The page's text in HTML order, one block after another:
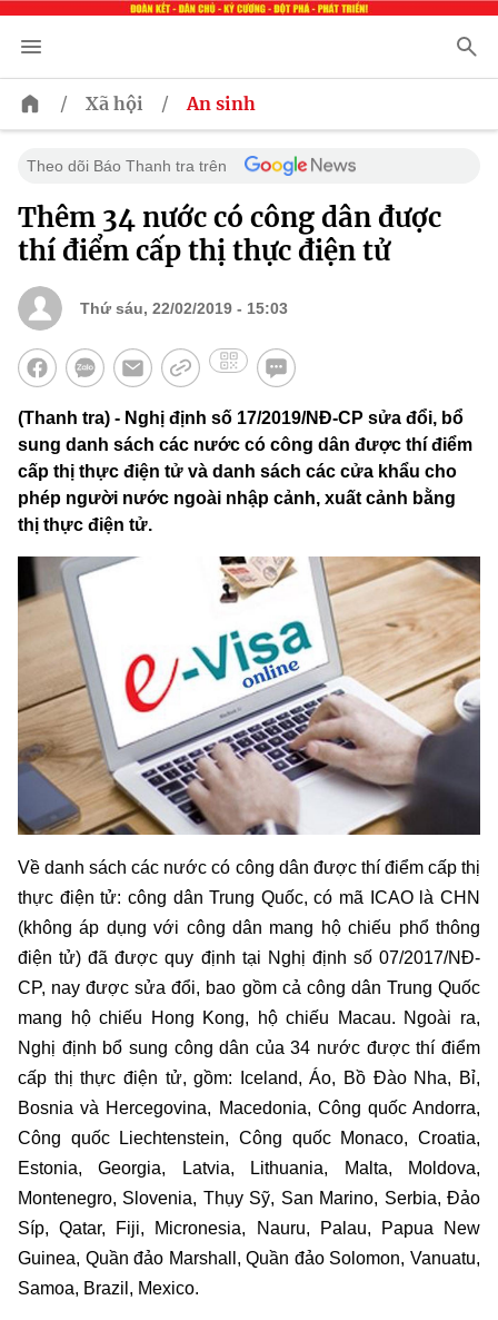
/ Xã hội / An sinh
Theo dõi Báo Thanh tra trên
Thêm 34 nước có công dân được
thí điểm cấp thị thực điện tử
Thứ sáu, 22/02/2019 - 15:03
(Thanh tra) - Nghị định số 17/2019/NĐ-CP sửa đổi, bổ
sung danh sách các nước có công dân được thí điểm
cấp thị thực điện tử và danh sách các cửa khẩu cho
phép người nước ngoài nhập cảnh, xuất cảnh bằng
thị thực điện tử.
Về danh sách các nước có công dân được thí điểm cấp thị
thực điện tử: công dân Trung Quốc, có mã ICAO là CHN
(không áp dụng với công dân mang hộ chiếu phổ thông
điện tử) đã được quy định tại Nghị định số 07/2017/NĐ-
CP, nay được sửa đổi, bao gồm cả công dân Trung Quốc
mang hộ chiếu Hong Kong, hộ chiếu Macau. Ngoài ra,
Nghị định bổ sung công dân của 34 nước được thí điểm
cấp thị thực điện tử, gồm: Iceland, Áo, Bồ Đào Nha, Bỉ,
Bosnia và Hercegovina, Macedonia, Công quốc Andorra,
Công quốc Liechtenstein, Công quốc Monaco, Croatia,
Estonia, Georgia, Latvia, Lithuania, Malta, Moldova,
Montenegro, Slovenia, Thụy Sỹ, San Marino, Serbia, Đảo
Síp, Qatar, Fiji, Micronesia, Nauru, Palau, Papua New
Guinea, Quần đảo Marshall, Quần đảo Solomon, Vanuatu,
Samoa, Brazil, Mexico.